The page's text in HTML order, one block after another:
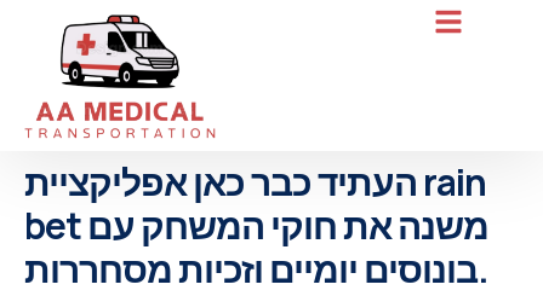
העתיד כבר כאן אפליקציית rain
bet משנה את חוקי המשחק עם
בונוסים יומיים וזכיות מסחררות.